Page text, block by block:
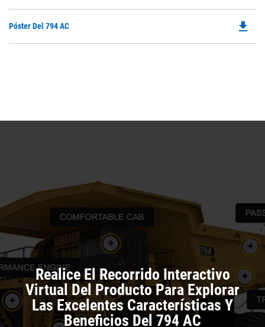
a
a
Póster Del 794 AC file_download
Realice El Recorrido Interactivo
Virtual Del Producto Para Explorar
Las Excelentes Características Y
Beneficios Del 794 AC